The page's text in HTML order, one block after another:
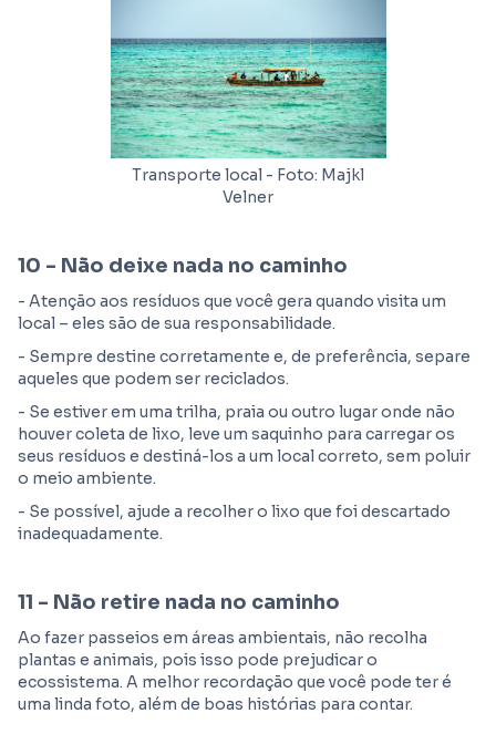
Transporte local - Foto: Majkl
Velner
10 - Não deixe nada no caminho
- Atenção aos resíduos que você gera quando visita um
local – eles são de sua responsabilidade.
- Sempre destine corretamente e, de preferência, separe
aqueles que podem ser reciclados.
- Se estiver em uma trilha, praia ou outro lugar onde não
houver coleta de lixo, leve um saquinho para carregar os
seus resíduos e destiná-los a um local correto, sem poluir
o meio ambiente.
- Se possível, ajude a recolher o lixo que foi descartado
inadequadamente.
11 - Não retire nada no caminho
Ao fazer passeios em áreas ambientais, não recolha
plantas e animais, pois isso pode prejudicar o
ecossistema. A melhor recordação que você pode ter é
uma linda foto, além de boas histórias para contar.